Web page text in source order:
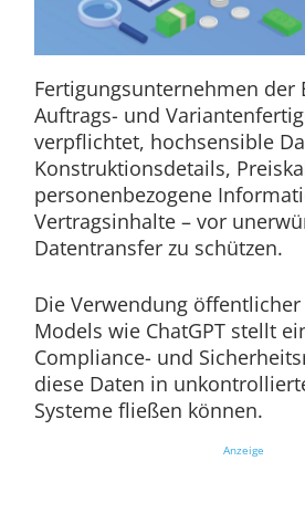
Fertigungsunternehmen der
Auftrags- und
verpflichtet, hochsensible
Konstruktionsdetails,
personenbezogene
Vertragsinhalte – vor
Datentransfer zu schützen.
Die Verwendung öffentlicher
Models wie ChatGPT stellt
Compliance- und
diese Daten in
Systeme fließen können.
Anzeige